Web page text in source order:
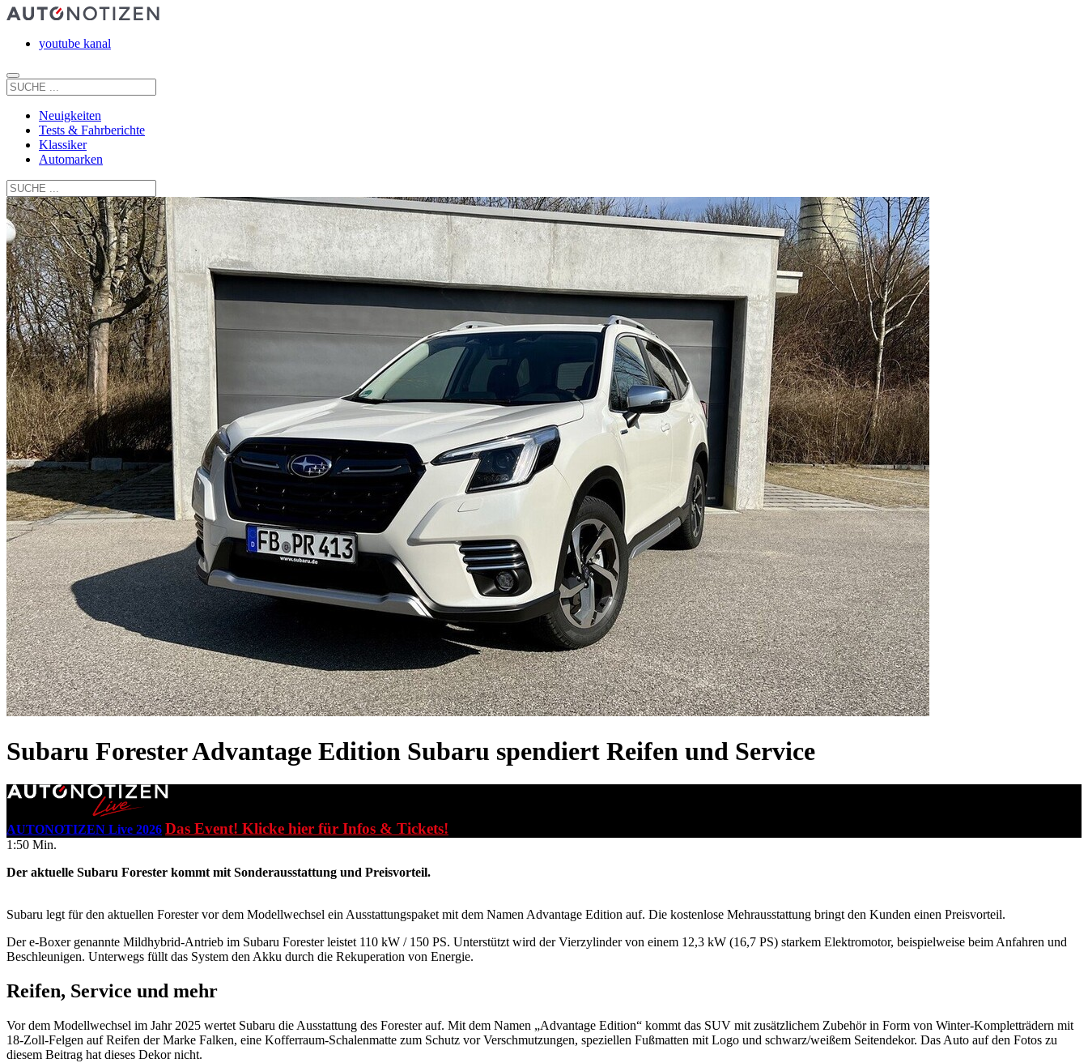
youtube kanal
Neuigkeiten
Tests & Fahrberichte
Klassiker
Automarken
Subaru Forester Advantage Edition Subaru spendiert Reifen und Service
AUTONOTIZEN Live 2026 Das Event! Klicke hier für Infos & Tickets!
1:50 Min.
Der aktuelle Subaru Forester kommt mit Sonderausstattung und Preisvorteil.
Subaru legt für den aktuellen Forester vor dem Modellwechsel ein Ausstattungspaket mit dem Namen Advantage Edition auf. Die kostenlose Mehrausstattung bringt den Kunden einen Preisvorteil.
Der e-Boxer genannte Mildhybrid-Antrieb im Subaru Forester leistet 110 kW / 150 PS. Unterstützt wird der Vierzylinder von einem 12,3 kW (16,7 PS) starkem Elektromotor, beispielweise beim Anfahren und
Beschleunigen. Unterwegs füllt das System den Akku durch die Rekuperation von Energie.
Reifen, Service und mehr
Vor dem Modellwechsel im Jahr 2025 wertet Subaru die Ausstattung des Forester auf. Mit dem Namen „Advantage Edition“ kommt das SUV mit zusätzlichem Zubehör in Form von Winter-Kompletträdern mit
18-Zoll-Felgen auf Reifen der Marke Falken, eine Kofferraum-Schalenmatte zum Schutz vor Verschmutzungen, speziellen Fußmatten mit Logo und schwarz/weißem Seitendekor. Das Auto auf den Fotos zu
diesem Beitrag hat dieses Dekor nicht.